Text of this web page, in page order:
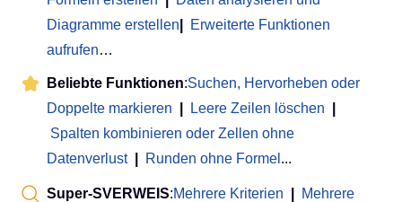
Diagramme erstellen
Erweiterte Funktionen
aufrufen…
Beliebte Funktionen:Suchen, Hervorheben oder
Doppelte markieren
Leere Zeilen löschen
Spalten kombinieren oder Zellen ohne
Datenverlust
Runden ohne Formel ...
Super-SVERWEIS:Mehrere Kriterien
Mehrere